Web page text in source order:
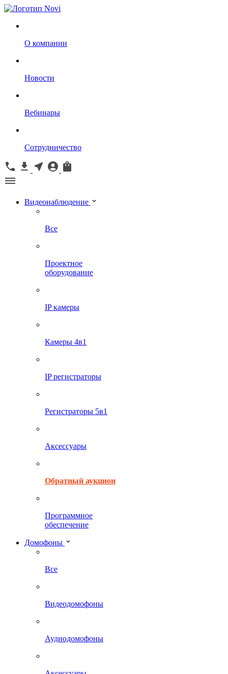
О компании
Новости
Вебинары
Сотрудничество
Видеонаблюдение
Все
Проектное
оборудование
IP камеры
Камеры 4в1
IP регистраторы
Регистраторы 5в1
Аксессуары
Обратный аукцион
Программное
обеспечение
Домофоны
Все
Видеодомофоны
Аудиодомофоны